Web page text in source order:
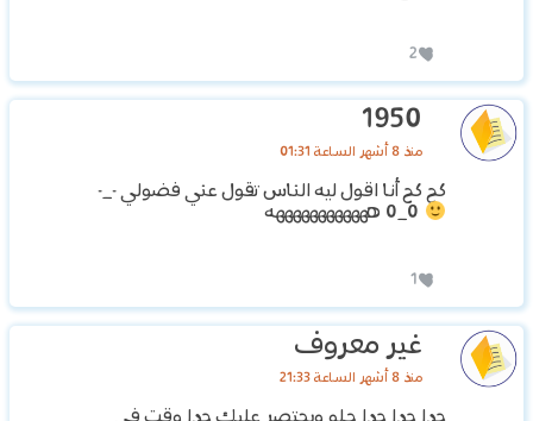
2
1950
منذ 8 أشهر الساعة 01:31
كح كح أنا اقول ليه الناس تقول عني فضولي -_-
1
غير معروف
منذ 8 أشهر الساعة 21:33
جدا جدا جدا حلو ويحتصر عليك جدا وقت في